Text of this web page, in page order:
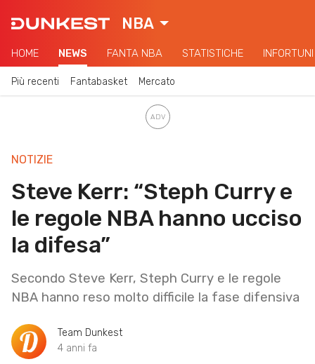
NBA
HOME NEWS FANTA NBA STATISTICHE INFORTUNI
Più recenti Fantabasket Mercato
NOTIZIE
Steve Kerr: “Steph Curry e
le regole NBA hanno ucciso
la difesa”
Secondo Steve Kerr, Steph Curry e le regole
NBA hanno reso molto difficile la fase difensiva
Team Dunkest
4 anni fa